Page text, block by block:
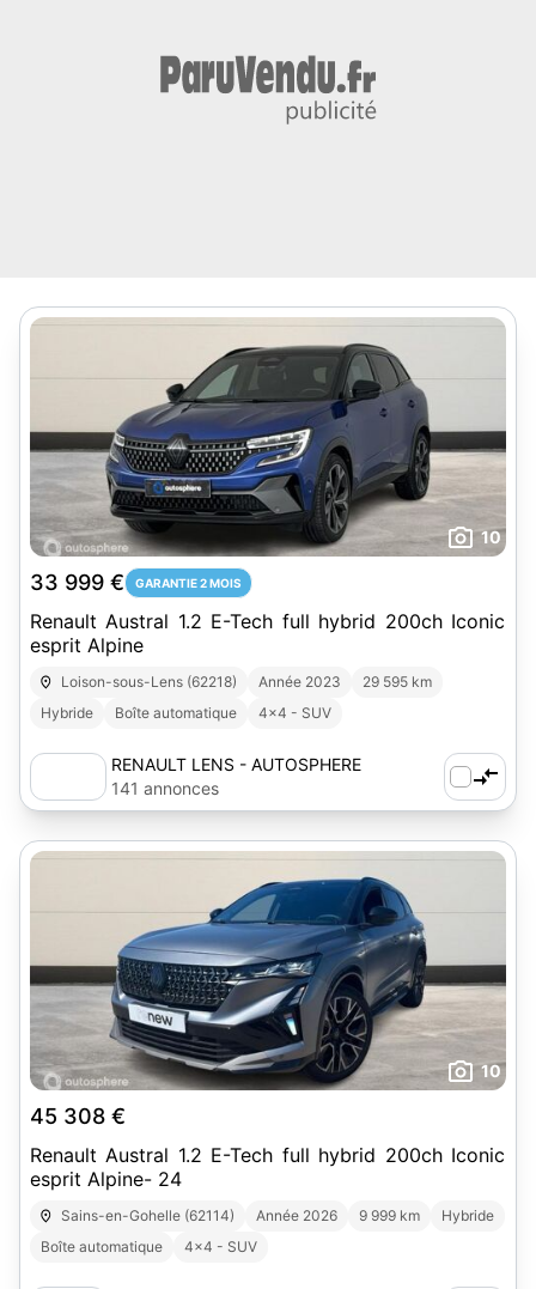
10
33 999 € GARANTIE 2 MOIS
Renault Austral 1.2 E-Tech full hybrid 200ch Iconic
esprit Alpine
Loison-sous-Lens (62218) Année 2023
29 595 km
Hybride
Boîte automatique 4x4 - SUV
RENAULT LENS - AUTOSPHERE
141 annonces
10
45 308 €
Renault Austral 1.2 E-Tech full hybrid 200ch Iconic
esprit Alpine- 24
Sains-en-Gohelle (62114) Année 2026 9 999 km
Hybride
Boîte automatique
4x4 - SUV